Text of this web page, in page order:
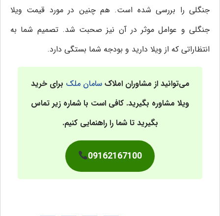
جنگلی را بررسی شده است. هم چنین در مورد قیمت ویلا
جنگلی و عوامل موثر در آن نیز صحبت شد. تصمیم شما به
انتظاراتی که از ویلا دارید و بودجه شما بستگی دارد.
می‌توانید از مشاوران املاکسامان ملک برای خرید
ویلا مشاوره بگیرید. کافی است با شماره زیر تماس
بگیرید تا شما را راهنمایی کنیم.
09162167100